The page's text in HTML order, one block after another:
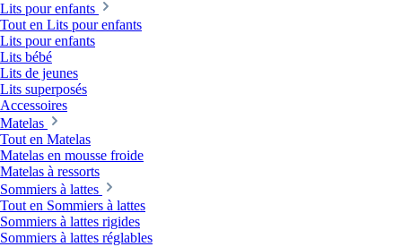
Lits pour enfants
Tout en Lits pour enfants
Lits pour enfants
Lits bébé
Lits de jeunes
Lits superposés
Accessoires
Matelas
Tout en Matelas
Matelas en mousse froide
Matelas à ressorts
Sommiers à lattes
Tout en Sommiers à lattes
Sommiers à lattes rigides
Sommiers à lattes réglables